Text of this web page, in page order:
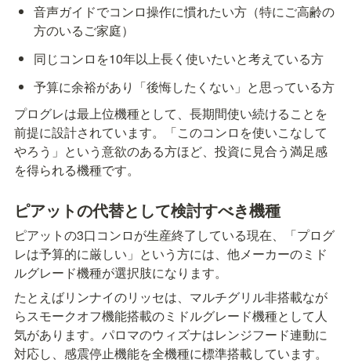
音声ガイドでコンロ操作に慣れたい方（特にご高齢の
方のいるご家庭）
同じコンロを10年以上長く使いたいと考えている方
予算に余裕があり「後悔したくない」と思っている方
プログレは最上位機種として、長期間使い続けることを
前提に設計されています。「このコンロを使いこなして
やろう」という意欲のある方ほど、投資に見合う満足感
を得られる機種です。
ピアットの代替として検討すべき機種
ピアットの3口コンロが生産終了している現在、「プログ
レは予算的に厳しい」という方には、他メーカーのミド
ルグレード機種が選択肢になります。
たとえばリンナイのリッセは、マルチグリル非搭載なが
らスモークオフ機能搭載のミドルグレード機種として人
気があります。パロマのウィズナはレンジフード連動に
対応し、感震停止機能を全機種に標準搭載しています。